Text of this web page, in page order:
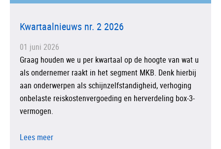
Kwartaalnieuws nr. 2 2026
01 juni 2026
Graag houden we u per kwartaal op de hoogte van wat u
als ondernemer raakt in het segment MKB. Denk hierbij
aan onderwerpen als schijnzelfstandigheid, verhoging
onbelaste reiskostenvergoeding en herverdeling box-3-
vermogen.
Lees meer